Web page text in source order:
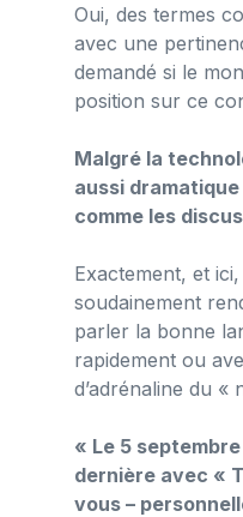
Oui, des termes
avec une
demandé si le
position sur ce
Malgré la
aussi
comme les
Exactement, et
soudainement
parler la bonne
rapidement ou
d’adrénaline du
« Le 5
dernière avec «
vous –